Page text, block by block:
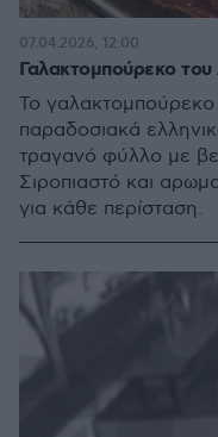
Γαλακτομπούρεκο
Το γαλακτομπούρεκο
παραδοσιακά
τραγανό φύλλο με
Σιροπιαστό και
για κάθε περίσταση.
07.04.2026, 12:00